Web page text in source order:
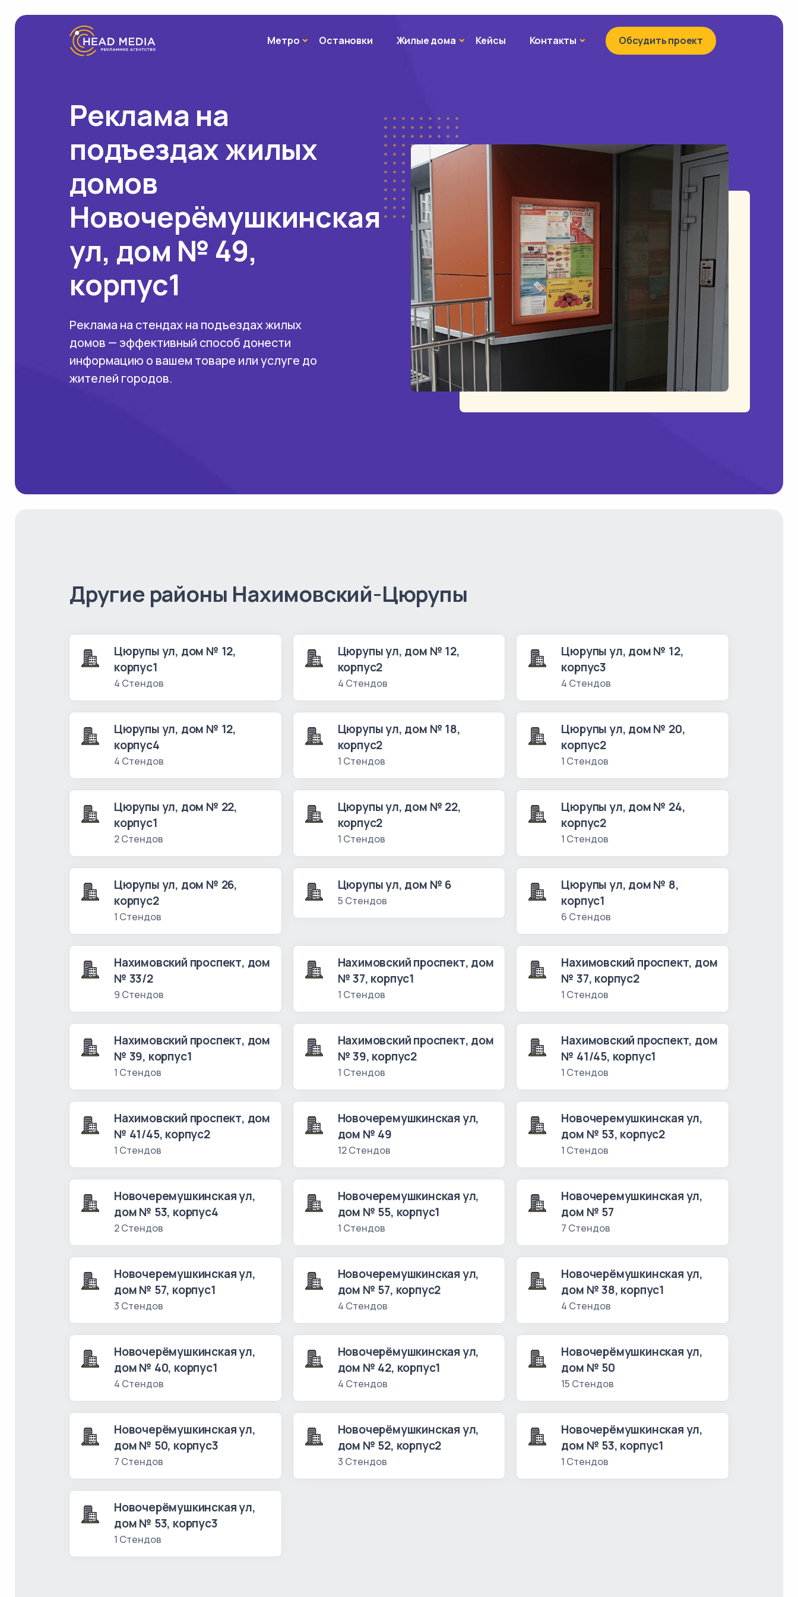
МетроМетроОстановки Жилые домаЖилые дома
Кейсы Контакты КонтактыОбсудить проект
Реклама на
подъездах жилых
домов
Новочерёмушкинская
ул, дом № 49,
корпус1
Реклама на стендах на подъездах жилых
домов — эффективный способ донести
информацию о вашем товаре или услуге до
жителей городов.
Другие районы Нахимовский-Цюрупы
Цюрупы ул, дом № 12,
корпус1
4 Стендов
Цюрупы ул, дом № 12,
корпус2
4 Стендов
Цюрупы ул, дом № 12,
корпус3
4 Стендов
Цюрупы ул, дом № 12,
корпус4
4 Стендов
Цюрупы ул, дом № 18,
корпус2
1 Стендов
Цюрупы ул, дом № 20,
корпус2
1 Стендов
Цюрупы ул, дом № 22,
корпус1
2 Стендов
Цюрупы ул, дом № 22,
корпус2
1 Стендов
Цюрупы ул, дом № 24,
корпус2
1 Стендов
Цюрупы ул, дом № 26,
корпус2
1 Стендов
Цюрупы ул, дом № 6
5 Стендов
Цюрупы ул, дом № 8,
корпус1
6 Стендов
Нахимовский проспект, дом
№ 33/2
9 Стендов
Нахимовский проспект, дом
№ 37, корпус1
1 Стендов
Нахимовский проспект, дом
№ 37, корпус2
1 Стендов
Нахимовский проспект, дом
№ 39, корпус1
1 Стендов
Нахимовский проспект, дом
№ 39, корпус2
1 Стендов
Нахимовский проспект, дом
№ 41/45, корпус1
1 Стендов
Нахимовский проспект, дом
№ 41/45, корпус2
1 Стендов
Новочеремушкинская ул,
дом № 49
12 Стендов
Новочеремушкинская ул,
дом № 53, корпус2
1 Стендов
Новочеремушкинская ул,
дом № 53, корпус4
2 Стендов
Новочеремушкинская ул,
дом № 55, корпус1
1 Стендов
Новочеремушкинская ул,
дом № 57
7 Стендов
Новочеремушкинская ул,
дом № 57, корпус1
3 Стендов
Новочеремушкинская ул,
дом № 57, корпус2
4 Стендов
Новочерёмушкинская ул,
дом № 38, корпус1
4 Стендов
Новочерёмушкинская ул,
дом № 40, корпус1
4 Стендов
Новочерёмушкинская ул,
дом № 42, корпус1
4 Стендов
Новочерёмушкинская ул,
дом № 50
15 Стендов
Новочерёмушкинская ул,
дом № 50, корпус3
7 Стендов
Новочерёмушкинская ул,
дом № 52, корпус2
3 Стендов
Новочерёмушкинская ул,
дом № 53, корпус1
1 Стендов
Новочерёмушкинская ул,
дом № 53, корпус3
1 Стендов